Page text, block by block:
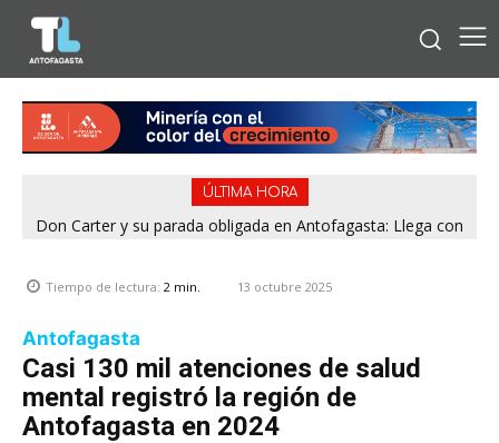
ÚLTIMA HORA
Don Carter y su parada obligada en Antofagasta: Llega con
Tiempo de lectura: 2 min. 13 octubre 2025
Antofagasta
Casi 130 mil atenciones de salud
mental registró la región de
Antofagasta en 2024